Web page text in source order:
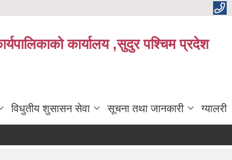
कार्यालय ,सुदुर पश्चिम प्रदेश
विधुतीय शुसासन सेवा सूचना तथा जानकारी ग्यालरी